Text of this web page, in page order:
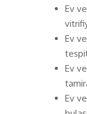
Ev
Ev
Ev
Ev